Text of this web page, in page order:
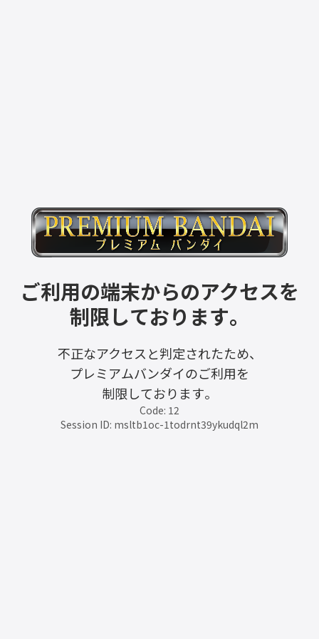
ご利用の端末からのアクセスを
制限しております。
不正なアクセスと判定されたため、
プレミアムバンダイのご利用を
制限しております。
Code: 12
Session ID: msltb1oc-1todrnt39ykudql2m